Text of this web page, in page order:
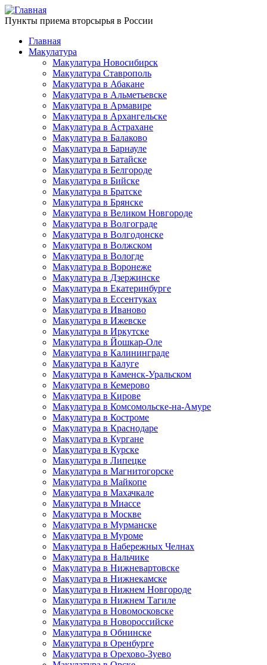
Пункты приема вторсырья в России
Главная
Макулатура
Макулатура Новосибирск
Макулатура Ставрополь
Макулатура в Абакане
Макулатура в Альметьевске
Макулатура в Армавире
Макулатура в Архангельске
Макулатура в Астрахане
Макулатура в Балаково
Макулатура в Барнауле
Макулатура в Батайске
Макулатура в Белгороде
Макулатура в Бийске
Макулатура в Братске
Макулатура в Брянске
Макулатура в Великом Новгороде
Макулатура в Волгограде
Макулатура в Волгодонске
Макулатура в Волжском
Макулатура в Вологде
Макулатура в Воронеже
Макулатура в Дзержинске
Макулатура в Екатеринбурге
Макулатура в Ессентуках
Макулатура в Иваново
Макулатура в Ижевске
Макулатура в Иркутске
Макулатура в Йошкар-Оле
Макулатура в Калининграде
Макулатура в Калуге
Макулатура в Каменск-Уральском
Макулатура в Кемерово
Макулатура в Кирове
Макулатура в Комсомольске-на-Амуре
Макулатура в Костроме
Макулатура в Краснодаре
Макулатура в Кургане
Макулатура в Курске
Макулатура в Липецке
Макулатура в Магнитогорске
Макулатура в Майкопе
Макулатура в Махачкале
Макулатура в Миассе
Макулатура в Москве
Макулатура в Мурманске
Макулатура в Муроме
Макулатура в Набережных Челнах
Макулатура в Нальчике
Макулатура в Нижневартовске
Макулатура в Нижнекамске
Макулатура в Нижнем Новгороде
Макулатура в Нижнем Тагиле
Макулатура в Новомосковске
Макулатура в Новороссийске
Макулатура в Обнинске
Макулатура в Оренбурге
Макулатура в Орехово-Зуево